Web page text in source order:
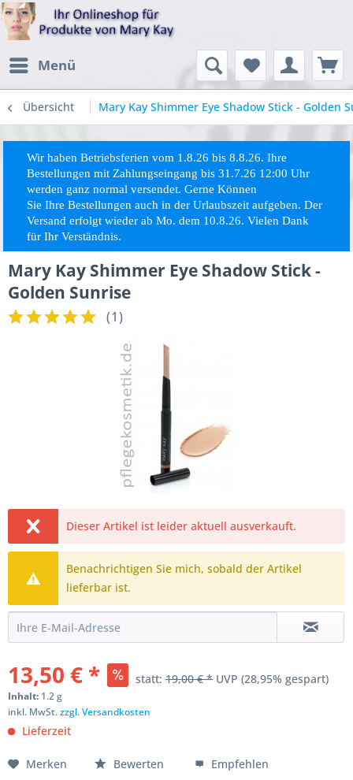
Menü
Übersicht Mary Kay Shimmer Eye Shadow Stick - Golden
Wir haben Betriebsferien vom 1.8.26 bis 8.8.26. Ihre
Bestellungen mit Zahlungseingang bis 31.7.26 12:00 Uhr
werden ganz normal versendet. Gerne Können
SieIhreBestellungen auch in der Urlaubszeit aufgeben. Der
Versand erfolgt wieder ab Mo. dem 10.8.26. Vielen Dank
für Ihr Verständnis.
Mary Kay Shimmer Eye Shadow Stick -
Golden Sunrise
(1)
Dieser Artikel ist leider aktuell ausverkauft.
Benachrichtigen Sie mich, sobald der Artikel
lieferbar ist.
13,50 € * statt: 19,00 € * UVP (28,95% gespart)
Inhalt: 1.2 g
inkl. MwSt.zzgl. Versandkosten
Lieferzeit
Merken Bewerten Empfehlen